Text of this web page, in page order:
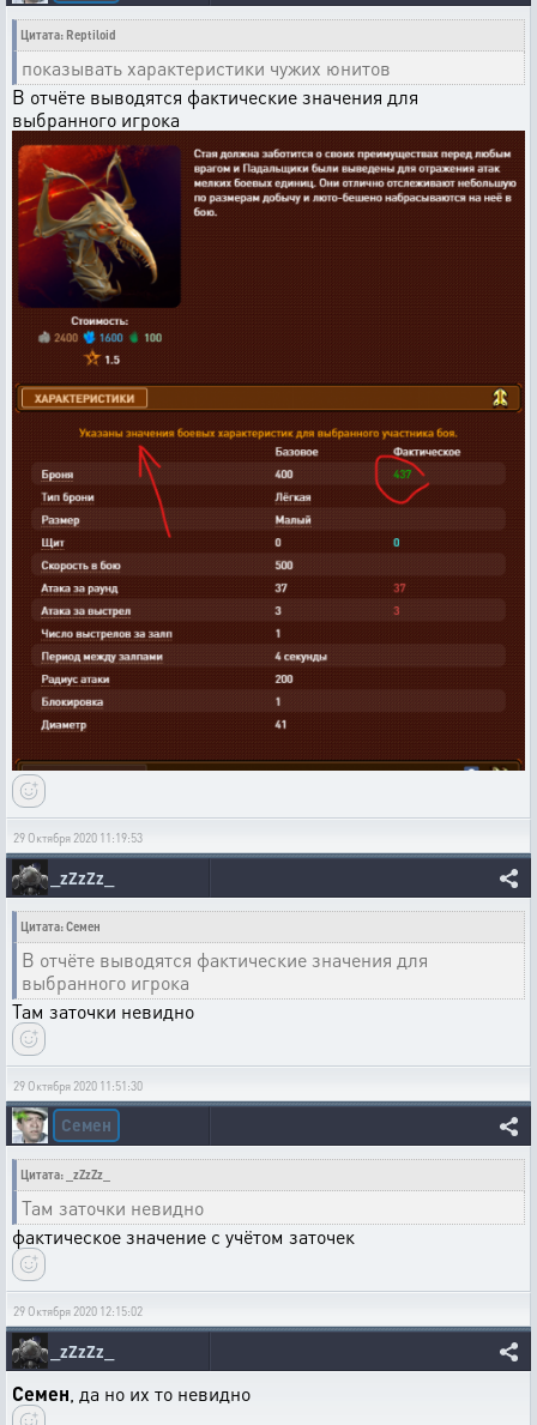
Цитата: Reptiloid
показывать характеристики чужих юнитов
В отчёте выводятся фактические значения для
выбранного игрока
29 Октября 2020 11:19:53
_zZzZz_
Цитата: Семен
В отчёте выводятся фактические значения для
выбранного игрока
Там заточки невидно
29 Октября 2020 11:51:30
Семен
Цитата: _zZzZz_
Там заточки невидно
фактическое значение с учётом заточек
29 Октября 2020 12:15:02
_zZzZz_
Семен , да но их то невидно